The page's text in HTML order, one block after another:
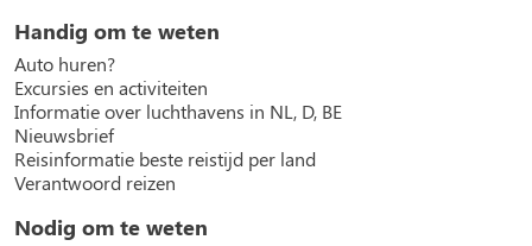
Handig om te weten
Auto huren?
Excursies en activiteiten
Informatie over luchthavens in NL, D, BE
Nieuwsbrief
Reisinformatie beste reistijd per land
Verantwoord reizen
Nodig om te weten